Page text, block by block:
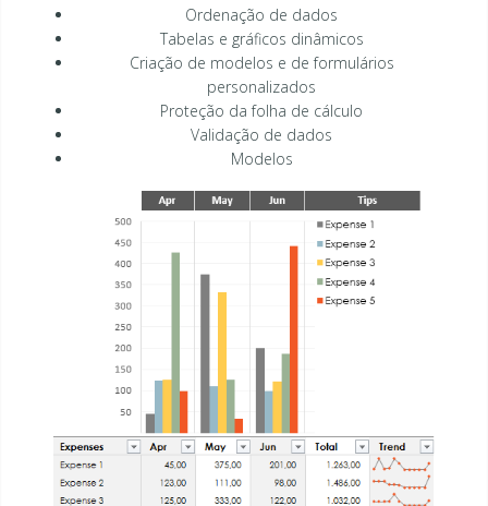
Ordenação de dados
Tabelas e gráficos dinâmicos
Criação de modelos e de formulários
personalizados
Proteção da folha de cálculo
Validação de dados
Modelos